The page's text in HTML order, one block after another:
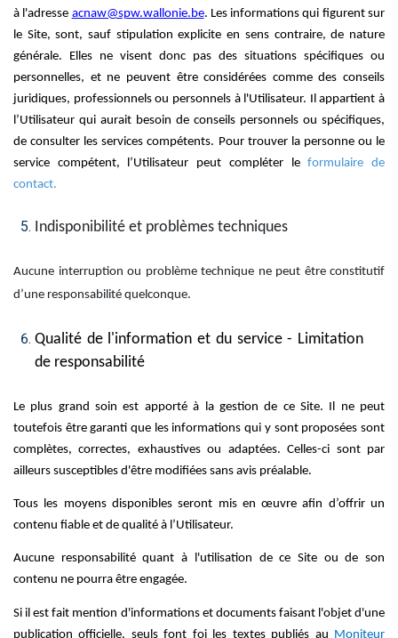
à l'adresse acnaw@spw.wallonie.be. Les informations qui figurent sur
le Site, sont, sauf stipulation explicite en sens contraire, de nature
générale. Elles ne visent donc pas des situations spécifiques ou
personnelles, et ne peuvent être considérées comme des conseils
juridiques, professionnels ou personnels à l'Utilisateur. Il appartient à
l’Utilisateur qui aurait besoin de conseils personnels ou spécifiques,
de consulter les services compétents. Pour trouver la personne ou le
service compétent, l’Utilisateur peut compléter leformulaire de
contact.
Indisponibilité et problèmes techniques
Aucune interruption ou problème technique ne peut être constitutif
d’une responsabilité quelconque.
Qualité de l'information et du service - Limitation
de responsabilité
Le plus grand soin est apporté à la gestion de ce Site. Il ne peut
toutefois être garanti que les informations qui y sont proposées sont
complètes, correctes, exhaustives ou adaptées. Celles-ci sont par
ailleurs susceptibles d'être modifiées sans avis préalable.
Tous les moyens disponibles seront mis en œuvre afin d’offrir un
contenu fiable et de qualité à l’Utilisateur.
Aucune responsabilité quant à l'utilisation de ce Site ou de son
contenu ne pourra être engagée.
Si il est fait mention d'informations et documents faisant l'objet d'une
publication officielle, seuls font foi les textes publiés au Moniteur